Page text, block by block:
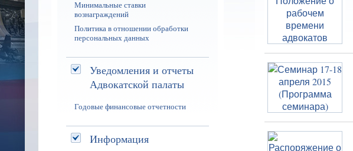
Минимальные ставки
вознаграждений
Политика в отношении обработки
персональных данных
Уведомления и отчеты
Адвокатской палаты
Годовые финансовые отчетности
Информация